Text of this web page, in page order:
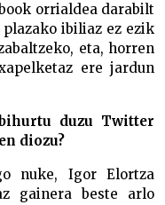
orrialdea darabilt
ibiliaz ez ezik
eta, horren
ere jardun
duzu Twitter
diozu?
nuke, Igor Elortza
gainera beste arlo